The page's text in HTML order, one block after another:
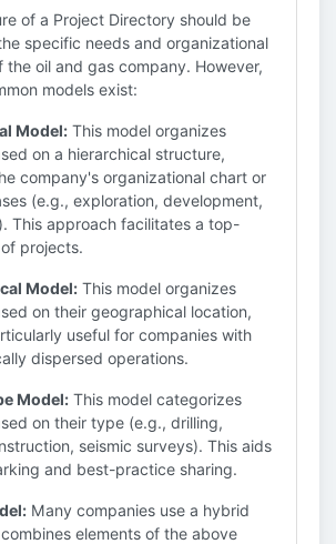
of a Project Directory should be
specific needs and organizational
the oil and gas company. However,
models exist:
Model: This model organizes
on a hierarchical structure,
company's organizational chart or
(e.g., exploration, development,
This approach facilitates a top-
projects.
Model: This model organizes
on their geographical location,
useful for companies with
dispersed operations.
Model: This model categorizes
on their type (e.g., drilling,
seismic surveys). This aids
and best-practice sharing.
Many companies use a hybrid
elements of the above